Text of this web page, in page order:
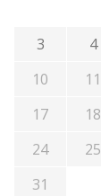
3
4
10
11
17
18
24
25
31